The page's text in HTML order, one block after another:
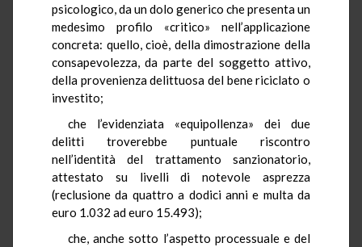
psicologico, da un dolo generico che presenta un
medesimo profilo «critico» nell’applicazione
concreta: quello, cioè, della dimostrazione della
consapevolezza, da parte del soggetto attivo,
della provenienza delittuosa del bene riciclato o
investito;
che l’evidenziata «equipollenza» dei due
delitti troverebbe puntuale riscontro
nell’identità del trattamento sanzionatorio,
attestato su livelli di notevole asprezza
(reclusione da quattro a dodici anni e multa da
euro 1.032 ad euro 15.493);
che, anche sotto l’aspetto processuale e del